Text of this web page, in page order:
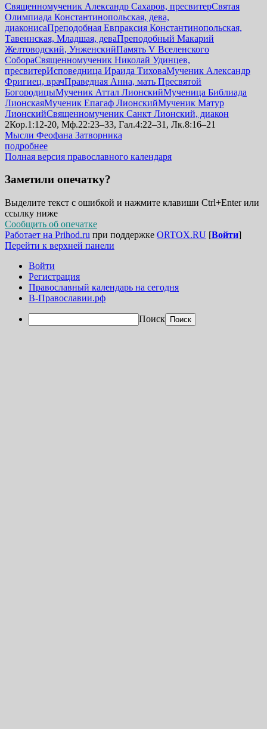
Священномученик Александр Сахаров, пресвитерСвятая
Олимпиада Константинопольская, дева,
диаконисаПреподобная Евпраксия Константинопольская,
Тавеннская, Младшая, деваПреподобный Макарий
Желтоводский, УнженскийПамять V Вселенского
СобораСвященномученик Николай Удинцев,
пресвитерИсповедница Ираида ТиховаМученик Александр
Фригиец, врачПраведная Анна, мать Пресвятой
БогородицыМученик Аттал ЛионскийМученица Библиада
ЛионскаяМученик Епагаф ЛионскийМученик Матур
ЛионскийСвященномученик Санкт Лионский, диакон
2Кор.1:12-20, Мф.22:23–33, Гал.4:22–31, Лк.8:16–21
Мысли Феофана Затворника
подробнее
Полная версия православного календаря
Заметили опечатку?
Выделите текст с ошибкой и нажмите клавиши Ctrl+Enter или
ссылку ниже
Сообщить об опечатке
Работает на Prihod.ru при поддержке ORTOX.RU [Войти]
Перейти к верхней панели
Войти
Регистрация
Православный календарь на сегодня
В-Православии.рф
Поиск